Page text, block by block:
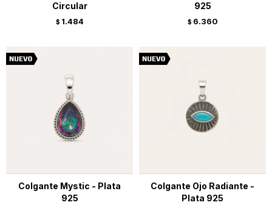
Circular
$ 1.484
925
$ 6.360
Colgante Mystic - Plata
925
Colgante Ojo Radiante -
Plata 925